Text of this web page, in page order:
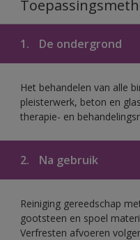
1. De ondergrond
Het behandelen van alle
pleisterwerk, beton en
therapie- en
2. Na gebruik
Reiniging gereedschap
gootsteen en spoel
Verfresten afvoeren